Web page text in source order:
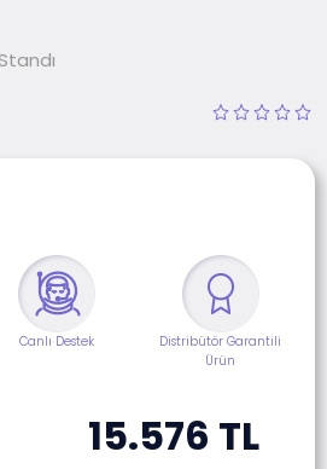
Canlı Destek
Distribütör Garantili
Ürün
15.576 TL